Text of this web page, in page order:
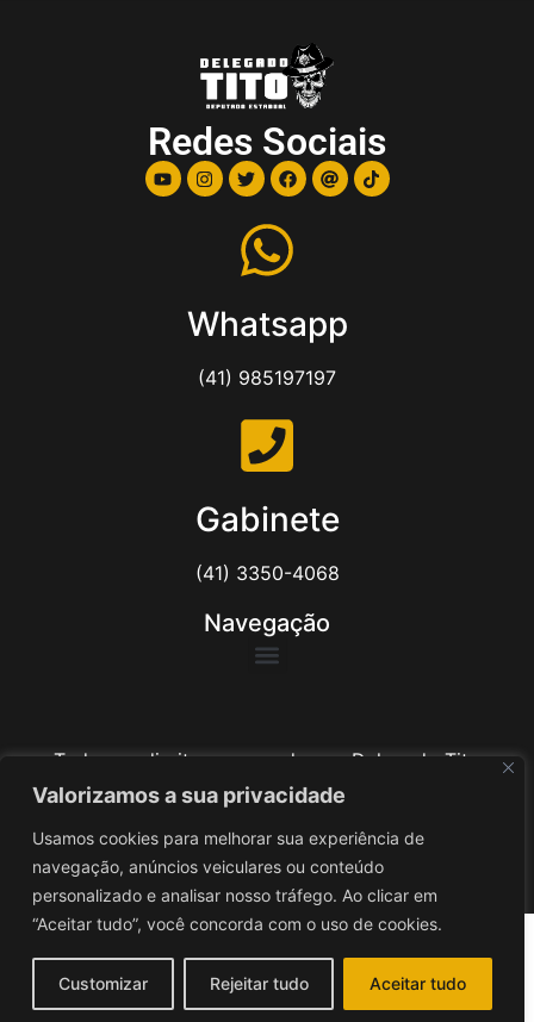
Valorizamos a sua privacidade
Usamos cookies para melhorar sua experiência de
navegação, anúncios veiculares ou conteúdo
personalizado e analisar nosso tráfego. Ao clicar em
“Aceitar tudo”, você concorda com o uso de cookies.
Customizar Rejeitar tudo Aceitar tudo
Redes Sociais
Whatsapp
(41) 985197197
Gabinete
(41) 3350-4068
Navegação
Todos os direitos reservados ao Delegado Tito
Barichello
Desenvolvido poriv3